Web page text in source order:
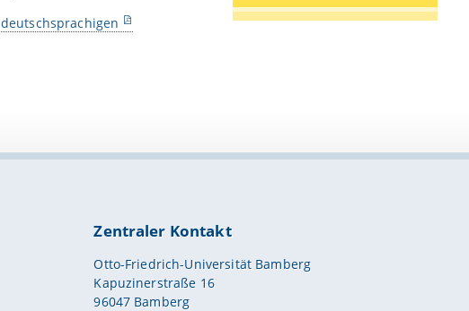
deutschsprachigen
Zentraler Kontakt
Otto-Friedrich-Universität Bamberg
Kapuzinerstraße 16
96047 Bamberg